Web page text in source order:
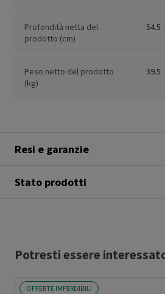
Profondità netta del
prodotto (cm)
54.5
Peso netto del prodotto
(kg)
39.5
Resi e garanzie
Stato prodotti
Potresti essere
OFFERTE IMPERDIBILI